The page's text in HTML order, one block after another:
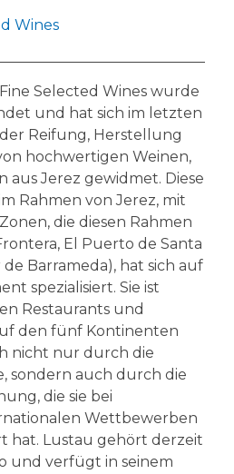
Wines
Selected Wines wurde
und hat sich im letzten
Reifung, Herstellung
hochwertigen Weinen,
aus Jerez gewidmet. Diese
Rahmen von Jerez, mit
die diesen Rahmen
El Puerto de Santa
Barrameda), hat sich auf
spezialisiert. Sie ist
Restaurants und
den fünf Kontinenten
nicht nur durch die
sondern auch durch die
die sie bei
Wettbewerben
hat. Lustau gehört derzeit
und verfügt in seinem